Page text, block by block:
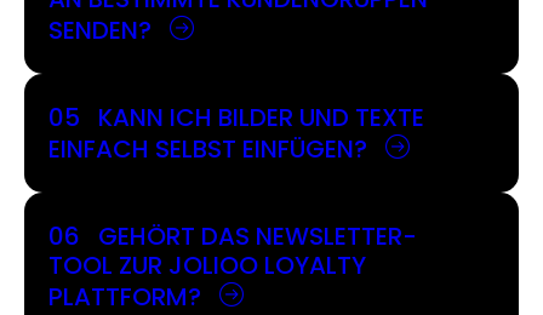
SENDEN?
05
KANN ICH BILDER UND TEXTE
EINFACH SELBST EINFÜGEN?
06
GEHÖRT DAS NEWSLETTER-
TOOL ZUR JOLIOO LOYALTY
PLATTFORM?